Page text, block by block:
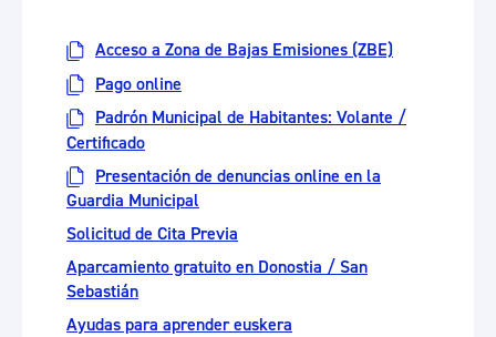
Acceso a Zona de Bajas Emisiones (ZBE)
Pago online
Padrón Municipal de Habitantes: Volante /
Certificado
Presentación de denuncias online en la
Guardia Municipal
Solicitud de Cita Previa
Aparcamiento gratuito en Donostia / San
Sebastián
Ayudas para aprender euskera